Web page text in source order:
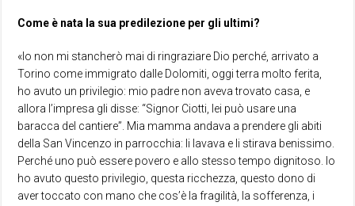
Come è nata la sua predilezione per gli ultimi?
«Io non mi stancherò mai di ringraziare Dio perché, arrivato a
Torino come immigrato dalle Dolomiti, oggi terra molto ferita,
ho avuto un privilegio: mio padre non aveva trovato casa, e
allora l’impresa gli disse: “Signor Ciotti, lei può usare una
baracca del cantiere”. Mia mamma andava a prendere gli abiti
della San Vincenzo in parrocchia: li lavava e li stirava benissimo.
Perché uno può essere povero e allo stesso tempo dignitoso. Io
ho avuto questo privilegio, questa ricchezza, questo dono di
aver toccato con mano che cos’è la fragilità, la sofferenza, i